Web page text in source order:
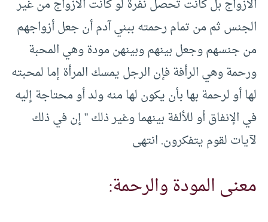
الأزواج بل كانت تحصل نفرة لو كانت الأزواج من غير
الجنس ثم من تمام رحمته ببني آدم أن جعل أزواجهم
من جنسهم وجعل بينهم وبينهن مودة وهي المحبة
ورحمة وهي الرأفة فإن الرجل يمسك المرأة إما لمحبته
لها أو لرحمة بها بأن يكون لها منه ولد أو محتاجة إليه
في الإنفاق أو للألفة بينهما وغير ذلك ” إن في ذلك
لآيات لقوم يتفكرون. انتهى
معنى المودة والرحمة: